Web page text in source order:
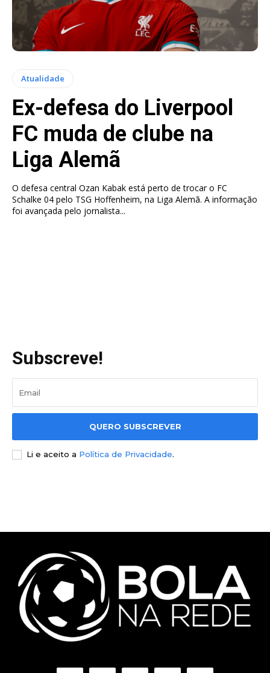
Atualidade
Ex-defesa do Liverpool
FC muda de clube na
Liga Alemã
O defesa central Ozan Kabak está perto de trocar o FC
Schalke 04 pelo TSG Hoffenheim, na Liga Alemã. A informação
foi avançada pelo jornalista...
Subscreve!
QUERO SUBSCREVER
Li e aceito a Política de Privacidade.